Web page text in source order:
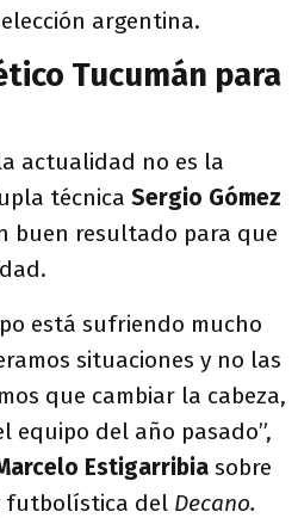
argentina.
Tucumán para
actualidad no es la
técnica Sergio Gómez
buen resultado para que
está sufriendo mucho
situaciones y no las
que cambiar la cabeza,
equipo del año pasado”,
Estigarribia sobre
futbolística del Decano.